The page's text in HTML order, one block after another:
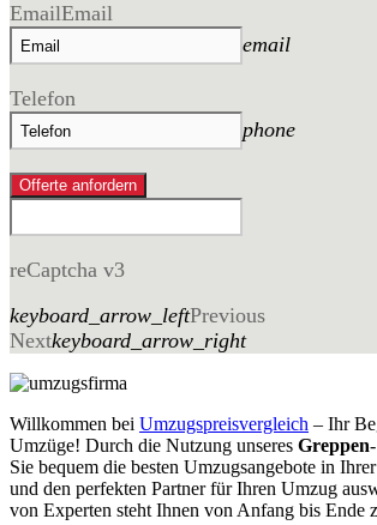
EmailEmail
email
Telefon
phone
Offerte anfordern
reCaptcha v3
keyboard_arrow_leftPrevious
Nextkeyboard_arrow_right
Willkommen bei Umzugspreisvergleich – Ihr
Umzüge! Durch die Nutzung unseres Greppen
Sie bequem die besten Umzugsangebote in
und den perfekten Partner für Ihren Umzug
von Experten steht Ihnen von Anfang bis Ende